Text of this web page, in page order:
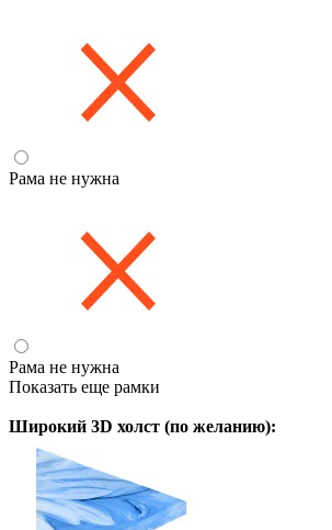
Рама не нужна
Рама не нужна
Показать еще рамки
Широкий 3D холст (по желанию):